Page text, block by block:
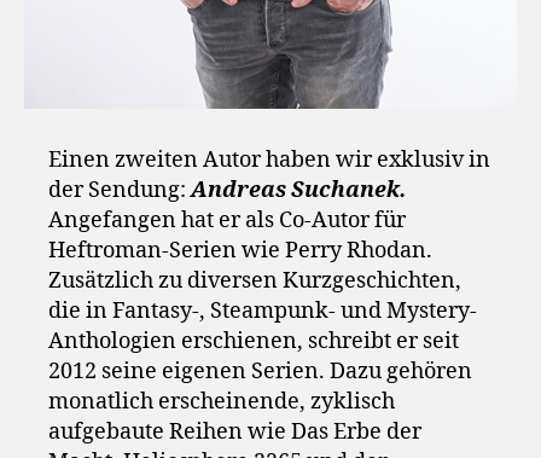
Einen zweiten Autor haben wir exklusiv in
der Sendung:Andreas Suchanek.
Angefangen hat er als Co-Autor für
Heftroman-Serien wie Perry Rhodan.
Zusätzlich zu diversen Kurzgeschichten,
die in Fantasy-, Steampunk- und Mystery-
Anthologien erschienen, schreibt er seit
2012 seine eigenen Serien. Dazu gehören
monatlich erscheinende, zyklisch
aufgebaute Reihen wie Das Erbe der